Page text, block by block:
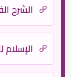
الشرح